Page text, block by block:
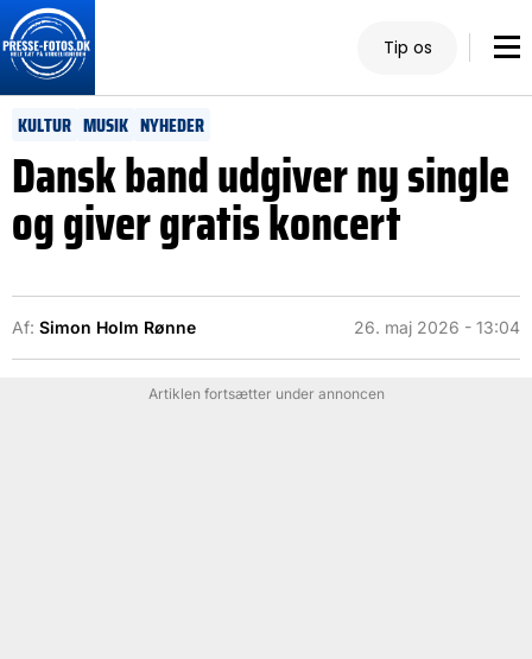
Tip os
KULTUR MUSIK NYHEDER
Dansk band udgiver ny single
og giver gratis koncert
Af: Simon Holm Rønne 26. maj 2026 - 13:04
Artiklen fortsætter under annoncen